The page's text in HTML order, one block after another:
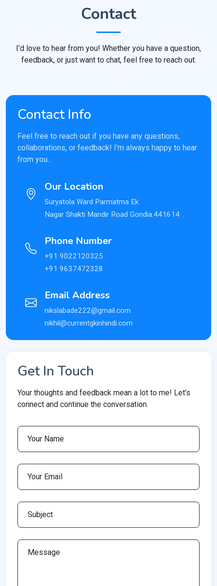
Contact
I’d love to hear from you! Whether you have a question,
feedback, or just want to chat, feel free to reach out.
Contact Info
Feel free to reach out if you have any questions,
collaborations, or feedback! I'm always happy to hear
from you..
Our Location
Suryatola Ward Parmatma Ek
Nagar Shakti Mandir Road Gondia.441614
Phone Number
+91 9022120325
+91 9637472328
Email Address
nikslabade222@gmail.com
nikhil@currentgkinhindi.com
Get In Touch
Your thoughts and feedback mean a lot to me! Let’s
connect and continue the conversation.